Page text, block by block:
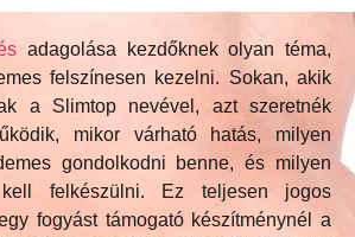
adagolása kezdőknek olyan téma,
felszínesen kezelni. Sokan, akik
a Slimtop nevével, azt szeretnék
mikor várható hatás, milyen
gondolkodni benne, és milyen
kell felkészülni. Ez teljesen jogos
fogyást támogató készítménynél a